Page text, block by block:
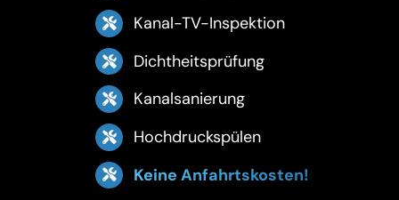
Kanal-TV-Inspektion
Dichtheitsprüfung
Kanalsanierung
Hochdruckspülen
Keine Anfahrtskosten!